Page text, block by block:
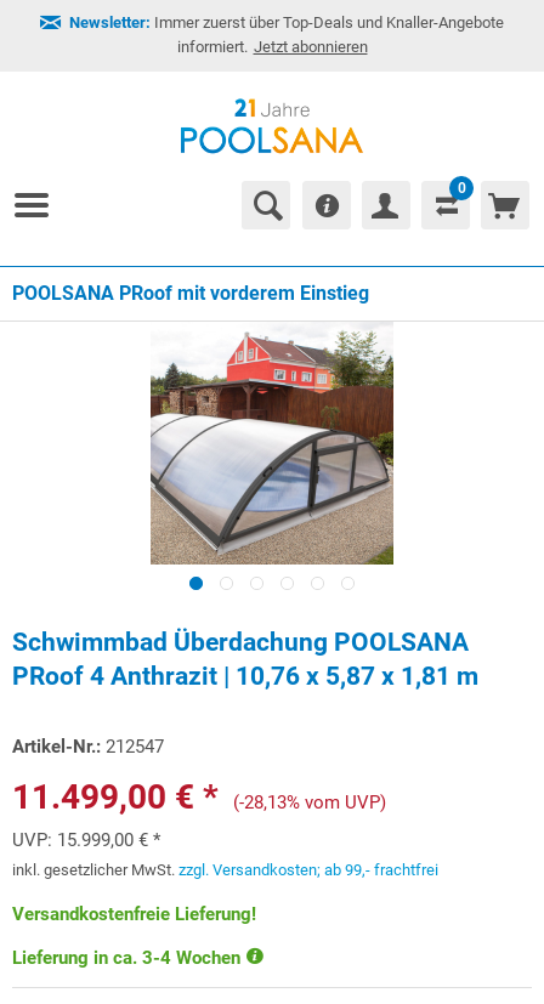
Newsletter: Immer zuerst über Top-Deals und Knaller-Angebote
informiert. Jetzt abonnieren
0
POOLSANA PRoof mit vorderem Einstieg
Schwimmbad Überdachung POOLSANA
PRoof 4 Anthrazit | 10,76 x 5,87 x 1,81 m
Artikel-Nr.: 212547
11.499,00 € *
(-28,13% vom UVP)
UVP: 15.999,00 € *
inkl. gesetzlicher MwSt. zzgl. Versandkosten; ab 99,- frachtfrei
Versandkostenfreie Lieferung!
Lieferung in ca. 3-4 Wochen